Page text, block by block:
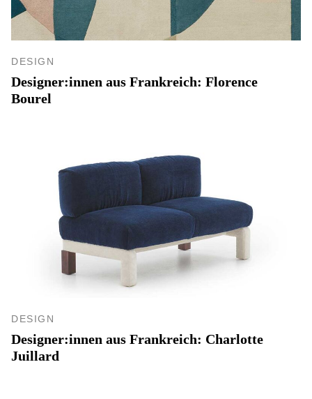
DESIGN
Designer:innen aus Frankreich: Florence
Bourel
DESIGN
Designer:innen aus Frankreich: Charlotte
Juillard